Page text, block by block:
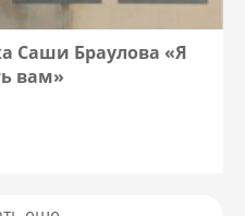
Саши Браулова «Я
вам»